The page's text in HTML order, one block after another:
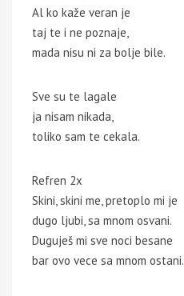
Al ko kaže veran je
taj te i ne poznaje,
mada nisu ni za bolje bile.
Sve su te lagale
ja nisam nikada,
toliko sam te cekala.
Refren 2x
Skini, skini me, pretoplo mi je
dugo ljubi, sa mnom osvani.
Duguješ mi sve noci besane
bar ovo vece sa mnom ostani.